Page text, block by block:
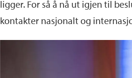
ligger. For så å nå ut igjen til
kontakter nasjonalt og